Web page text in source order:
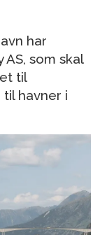
har
som skal
til
havner i